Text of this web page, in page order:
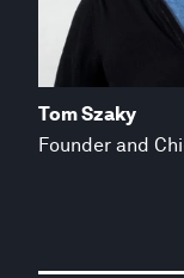
Tom Szaky
Founder and